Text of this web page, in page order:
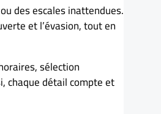
ou des escales inattendues.
et l’évasion, tout en
sélection
chaque détail compte et